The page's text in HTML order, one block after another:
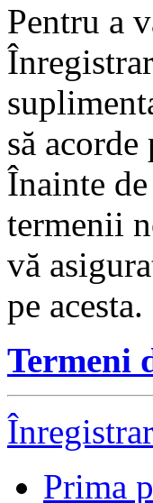
Pentru a
să
Înainte
termenii
vă
pe acesta.
Termeni
Prima